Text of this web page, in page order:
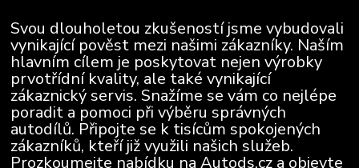
Svou dlouholetou zkušeností jsme vybudovali
vynikající pověst mezi našimi zákazníky. Naším
hlavním cílem je poskytovat nejen výrobky
prvotřídní kvality, ale také vynikající
zákaznický servis. Snažíme se vám co nejlépe
poradit a pomoci při výběru správných
autodílů. Připojte se k tisícům spokojených
zákazníků, kteří již využili našich služeb.
Prozkoumejte nabídku na Autods.cz a objevte